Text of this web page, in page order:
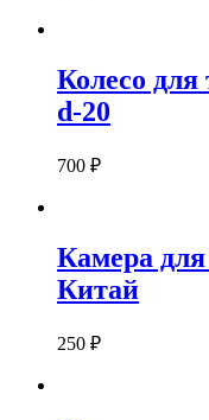
Колесо для
d-20
700 ₽
Камера для
Китай
250 ₽